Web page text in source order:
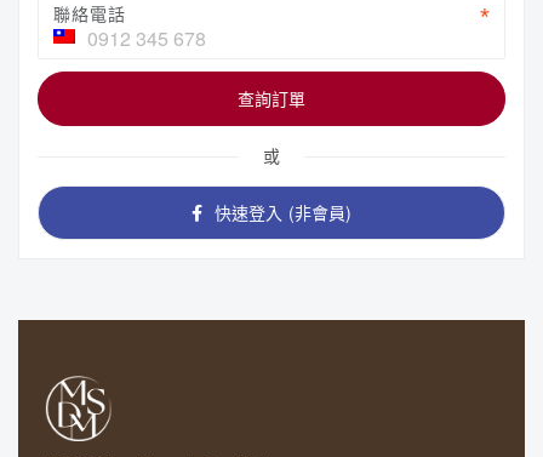
聯絡電話
查詢訂單
或
快速登入 (非會員)